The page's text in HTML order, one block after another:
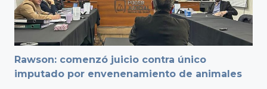
Rawson: comenzó juicio contra único
imputado por envenenamiento de animales